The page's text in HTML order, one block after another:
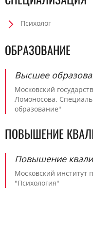
Психолог
ОБРАЗОВАНИЕ
Высшее
Московский
Ломоносова.
образование"
ПОВЫШЕНИЕ
Повышение
Московский институт
"Психология"